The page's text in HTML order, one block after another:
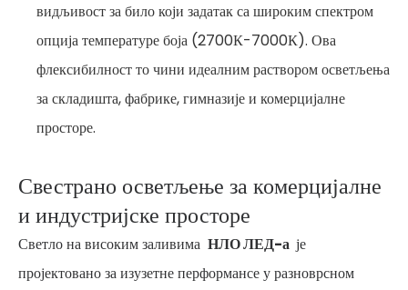
видљивост за било који задатак са широким спектром
опција температуре боја (2700К-7000К). Ова
флексибилност то чини идеалним раствором осветљења
за складишта, фабрике, гимназије и комерцијалне
просторе.
Свестрано осветљење за комерцијалне
и индустријске просторе
Светло на високим заливима НЛО ЛЕД-а је
пројектовано за изузетне перформансе у разноврсном